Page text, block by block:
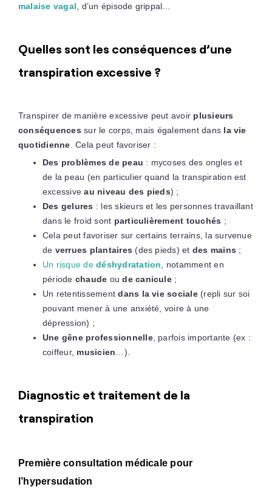
malaise vagal , d’un épisode grippal…
Quelles sont les conséquences d’une
transpiration excessive ?
Transpirer de manière excessive peut avoir plusieurs
conséquences sur le corps, mais également dans la vie
quotidienne . Cela peut favoriser :
Des problèmes de peau : mycoses des ongles et
de la peau (en particulier quand la transpiration est
excessiveau niveau des pieds) ;
Des gelures : les skieurs et les personnes travaillant
dans le froid sont particulièrement touchés ;
Cela peut favoriser sur certains terrains, la survenue
de verrues plantaires (des pieds) et des mains ;
Un risque dedéshydratation , notamment en
période chaude oude canicule;
Un retentissementdans la vie sociale(repli sur soi
pouvant mener à une anxiété, voire à une
dépression) ;
Une gêne professionnelle, parfois importante (ex :
coiffeur, musicien …).
Diagnostic et traitement de la
transpiration
Première consultation médicale pour
l’hypersudation